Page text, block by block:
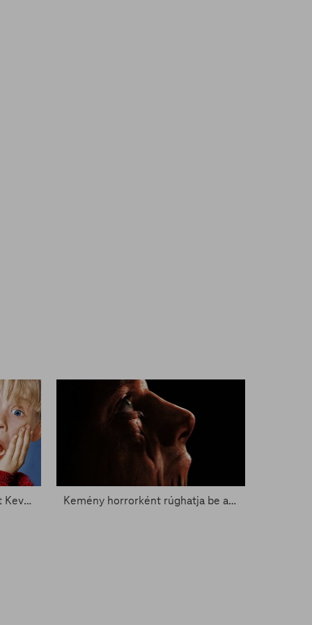
Macaulay Culkin visszatérhet Kevinként - Zacc nélkül 2096. Kemény horrorként rúghatja be az ajtót Agyagpofa - Zacc nélkül 2093.